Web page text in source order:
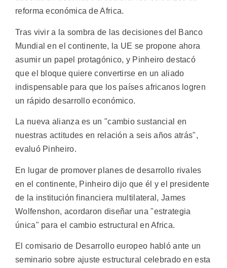
reforma económica de Africa.
Tras vivir a la sombra de las decisiones del Banco
Mundial en el continente, la UE se propone ahora
asumir un papel protagónico, y Pinheiro destacó
que el bloque quiere convertirse en un aliado
indispensable para que los países africanos logren
un rápido desarrollo económico.
La nueva alianza es un "cambio sustancial en
nuestras actitudes en relación a seis años atrás",
evaluó Pinheiro.
En lugar de promover planes de desarrollo rivales
en el continente, Pinheiro dijo que él y el presidente
de la institución financiera multilateral, James
Wolfenshon, acordaron diseñar una "estrategia
única" para el cambio estructural en Africa.
El comisario de Desarrollo europeo habló ante un
seminario sobre ajuste estructural celebrado en esta